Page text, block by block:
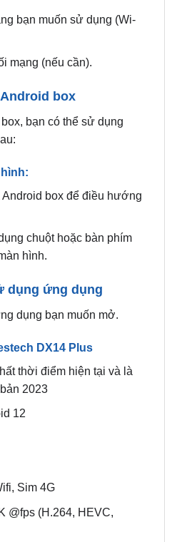
mạng (nếu cần).
box
chuột hoặc bàn phím
hình.
dụng ứng dụng
DX14 Plus
2023
12